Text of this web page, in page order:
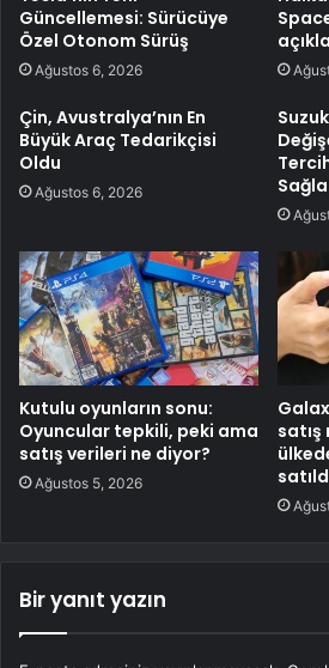
Güncellemesi: Sürücüye
Özel Otonom Sürüş
Ağustos 6, 2026
Çin, Avustralya’nın En
Büyük Araç Tedarikçisi
Oldu
Ağustos 6, 2026
Kutulu oyunların sonu:
Oyuncular tepkili, peki ama
satış verileri ne diyor?
Ağustos 5, 2026
satış
Bir yanıt yazın